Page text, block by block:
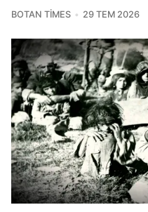
BOTAN TIMES 29 TEM 2026